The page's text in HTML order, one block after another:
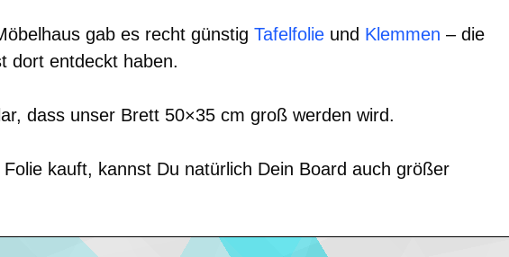
gab es recht günstig Tafelfolie und Klemmen – die
dort entdeckt haben.
dass unser Brett 50×35 cm groß werden wird.
kauft, kannst Du natürlich Dein Board auch größer